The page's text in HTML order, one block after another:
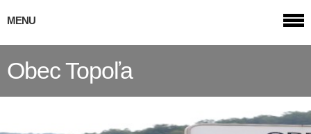
Obec Topoľa
MENU